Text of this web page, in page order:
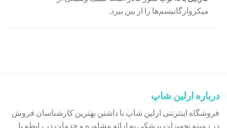
میکروارگانیسم‌ها را از بین ببرد.
درباره ارلین شاپ
فروشگاه اینترنتی ارلین شاپ با داشتن بهترین کارشناسان فروش
در زمینه تجهیزات پزشکی به ارائه مشاوره و خدمات در رابطه با